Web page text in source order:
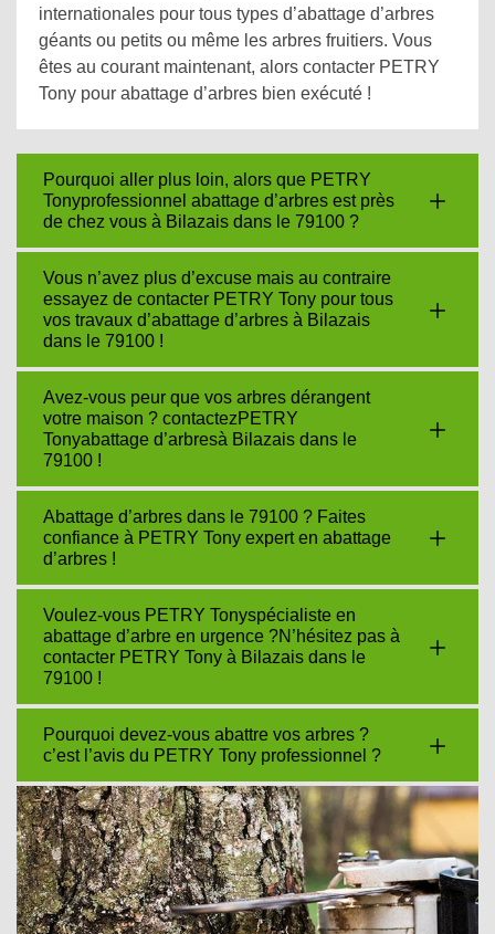
internationales pour tous types d’abattage d’arbres
géants ou petits ou même les arbres fruitiers. Vous
êtes au courant maintenant, alors contacter PETRY
Tony pour abattage d’arbres bien exécuté !
Pourquoi aller plus loin, alors que PETRY
Tonyprofessionnel abattage d’arbres est près
de chez vous à Bilazais dans le 79100 ?
Vous n’avez plus d’excuse mais au contraire
essayez de contacter PETRY Tony pour tous
vos travaux d’abattage d’arbres à Bilazais
dans le 79100 !
Avez-vous peur que vos arbres dérangent
votre maison ? contactezPETRY
Tonyabattage d’arbresà Bilazais dans le
79100 !
Abattage d’arbres dans le 79100 ? Faites
confiance à PETRY Tony expert en abattage
d’arbres !
Voulez-vous PETRY Tonyspécialiste en
abattage d’arbre en urgence ?N’hésitez pas à
contacter PETRY Tony à Bilazais dans le
79100 !
Pourquoi devez-vous abattre vos arbres ?
c’est l’avis du PETRY Tony professionnel ?